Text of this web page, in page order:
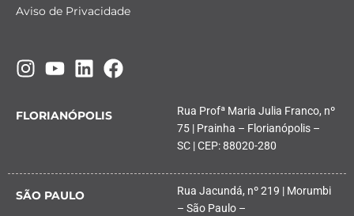
Aviso de Privacidade
FLORIANÓPOLIS
Rua Profª Maria Julia Franco, nº
75 | Prainha – Florianópolis –
SC | CEP: 88020-280
SÃO PAULO
Rua Jacundá, nº 219 | Morumbi
– São Paulo –